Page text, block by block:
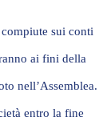
sui conti
ai fini della
nell’Assemblea.
entro la fine